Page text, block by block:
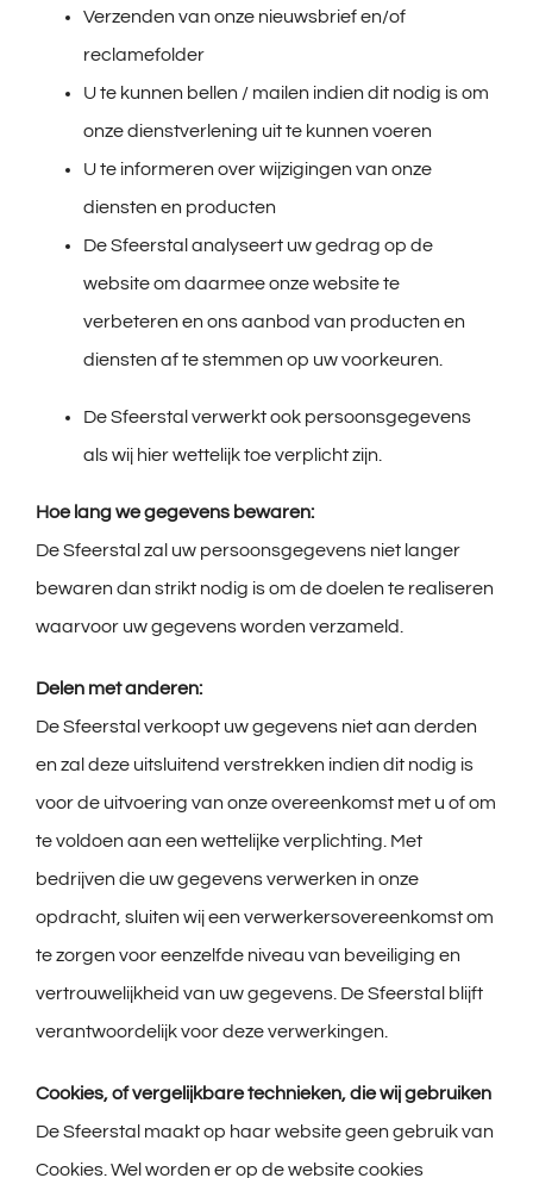
Verzenden van onze nieuwsbrief en/of
reclamefolder
U te kunnen bellen / mailen indien dit nodig is om
onze dienstverlening uit te kunnen voeren
U te informeren over wijzigingen van onze
diensten en producten
De Sfeerstal analyseert uw gedrag op de
website om daarmee onze website te
verbeteren en ons aanbod van producten en
diensten af te stemmen op uw voorkeuren.
De Sfeerstal verwerkt ook persoonsgegevens
als wij hier wettelijk toe verplicht zijn.
Hoe lang we gegevens bewaren:
De Sfeerstal zal uw persoonsgegevens niet langer
bewaren dan strikt nodig is om de doelen te realiseren
waarvoor uw gegevens worden verzameld.
Delen met anderen:
De Sfeerstal verkoopt uw gegevens niet aan derden
en zal deze uitsluitend verstrekken indien dit nodig is
voor de uitvoering van onze overeenkomst met u of om
te voldoen aan een wettelijke verplichting. Met
bedrijven die uw gegevens verwerken in onze
opdracht, sluiten wij een verwerkersovereenkomst om
te zorgen voor eenzelfde niveau van beveiliging en
vertrouwelijkheid van uw gegevens. De Sfeerstal blijft
verantwoordelijk voor deze verwerkingen.
Cookies, of vergelijkbare technieken, die wij gebruiken
De Sfeerstal maakt op haar website geen gebruik van
Cookies. Wel worden er op de website cookies